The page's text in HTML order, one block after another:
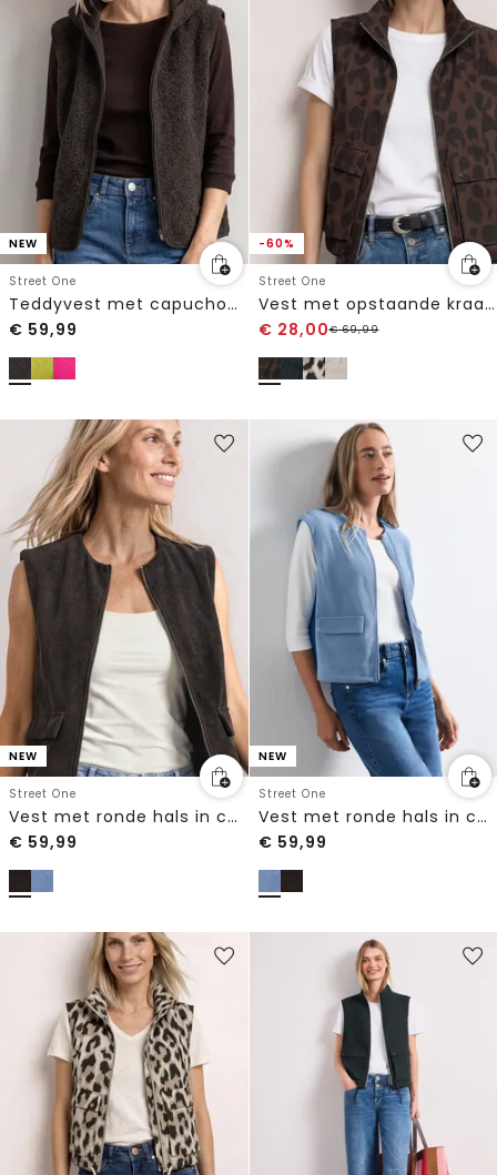
NEW
Street One
Teddyvest met capuchon en rits
€ 59,99
-60%
Street One
Vest met opstaande kraag en leopatroon
€ 28,00€69,99
NEW
Street One
Vest met ronde hals in corduroy-look
€ 59,99
NEW
Street One
Vest met ronde hals in corduroy-look
€ 59,99